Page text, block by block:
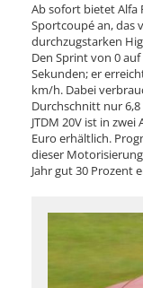
Ab sofort bietet Alfa
Sportcoupé an, das
durchzugstarken
Den Sprint von 0
Sekunden; er
km/h. Dabei
Durchschnitt nur 6,8
JTDM 20V ist in
Euro erhältlich.
dieser
Jahr gut 30 Prozent